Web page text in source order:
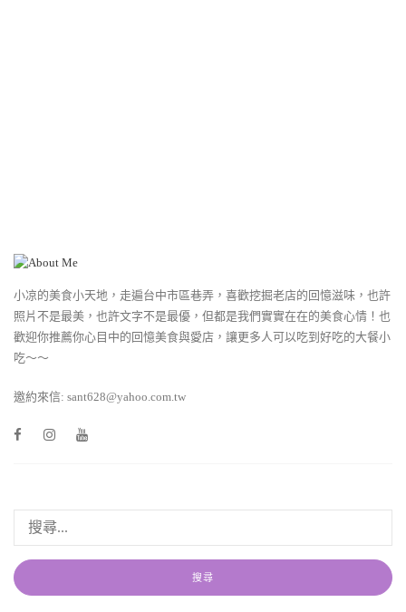
小凉的美食小天地，走遍台中市區巷弄，喜歡挖掘老店的回憶滋味，也許
照片不是最美，也許文字不是最優，但都是我們實實在在的美食心情！也
歡迎你推薦你心目中的回憶美食與愛店，讓更多人可以吃到好吃的大餐小
吃～～
邀約來信: sant628@yahoo.com.tw